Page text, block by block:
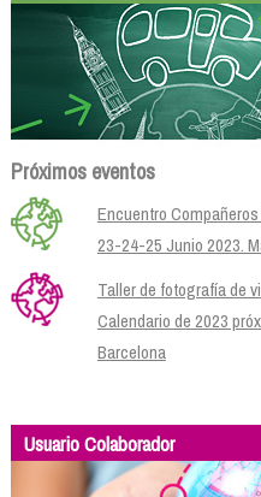
Próximos eventos
Encuentro
23-24-25 Junio 2023.
Taller de fotografía de
Calendario de 2023
Barcelona
Usuario Colaborador